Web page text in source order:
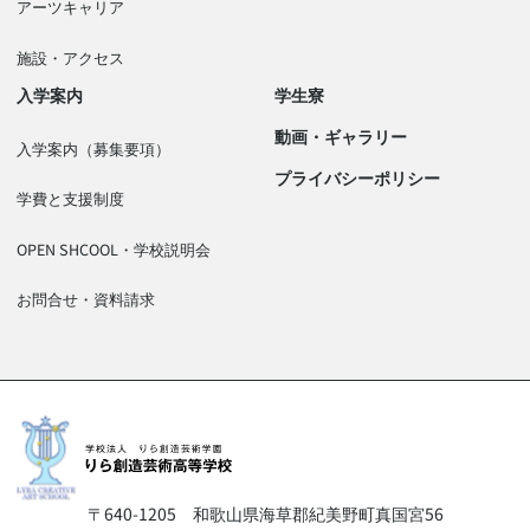
アーツキャリア
施設・アクセス
入学案内
入学案内（募集要項）
学費と支援制度
OPEN SHCOOL・学校説明会
お問合せ・資料請求
学生寮
動画・ギャラリー
プライバシーポリシー
〒640-1205 和歌山県海草郡紀美野町真国宮56